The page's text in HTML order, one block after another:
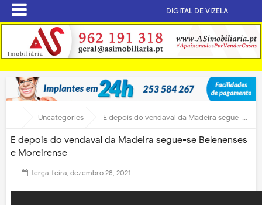
DIGITAL DE VIZELA
Uncategories E depois do vendaval da Madeira segue-se Belenenses e Moreirense
E depois do vendaval da Madeira segue-se Belenenses
e Moreirense
terça-feira, dezembro 28, 2021